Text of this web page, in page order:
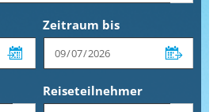
Zeitraum bis
Reiseteilnehmer